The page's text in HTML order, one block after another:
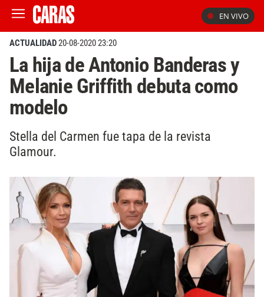
EN VIVO
ACTUALIDAD20-08-2020 23:20
La hija de Antonio Banderas y
Melanie Griffith debuta como
modelo
Stella del Carmen fue tapa de la revista
Glamour.